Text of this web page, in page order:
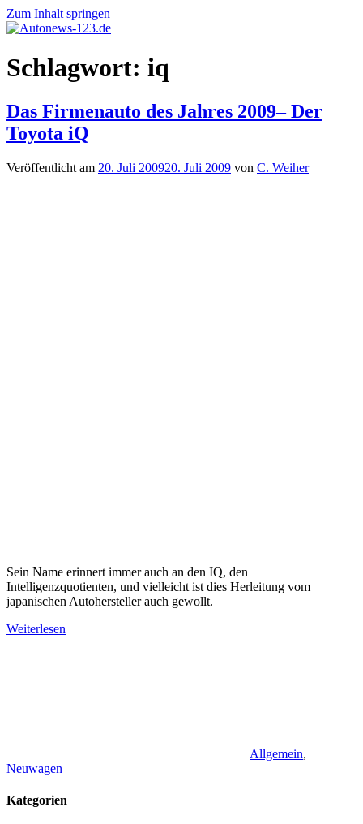
Zum Inhalt springen
Autonews-
123.de
Autonews
mit
Schlagwort: iq
Das Firmenauto des Jahres 2009– Der
Toyota iQ
Veröffentlicht am 20. Juli 200920. Juli 2009 von C. Weiher
Sein Name erinnert immer auch an den IQ, den
Intelligenzquotienten, und vielleicht ist dies Herleitung vom
japanischen Autohersteller auch gewollt.
Weiterlesen
Allgemein,
Neuwagen
Kategorien